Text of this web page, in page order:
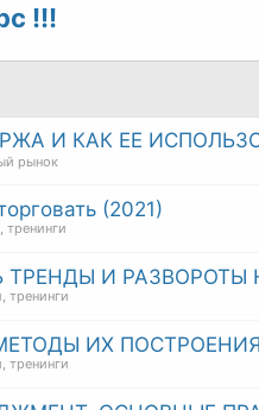
!!!
И КАК ЕЕ
рынок
(2021)
тренинги
И РАЗВОРОТЫ
тренинги
ИХ ПОСТРОЕНИЯ
тренинги